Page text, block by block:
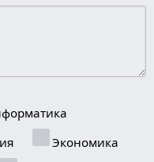
Экономика